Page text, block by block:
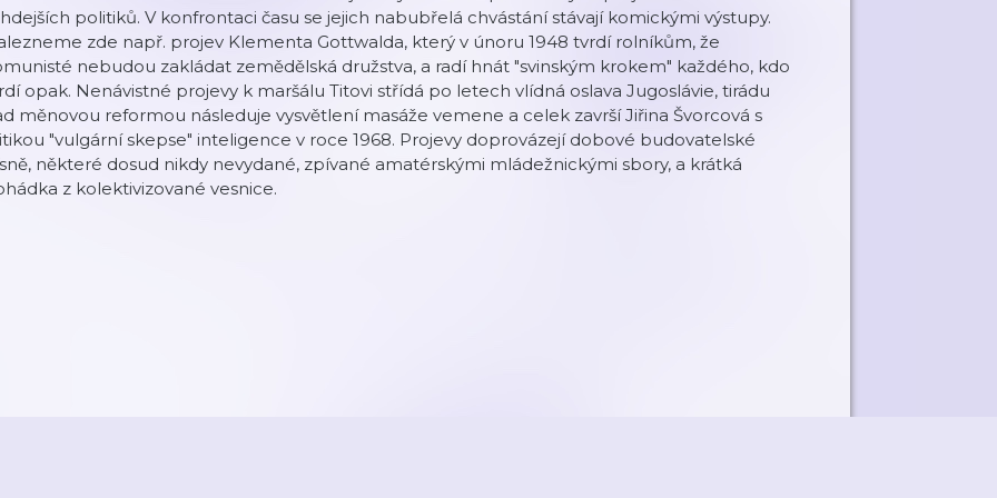
politiků. V konfrontaci času se jejich nabubřelá chvástání stávají komickými výstupy.
zde např. projev Klementa Gottwalda, který v únoru 1948 tvrdí rolníkům, že
nebudou zakládat zemědělská družstva, a radí hnát "svinským krokem" každého, kdo
opak. Nenávistné projevy k maršálu Titovi střídá po letech vlídná oslava Jugoslávie, tirádu
měnovou reformou následuje vysvětlení masáže vemene a celek završí Jiřina Švorcová s
"vulgární skepse" inteligence v roce 1968. Projevy doprovázejí dobové budovatelské
některé dosud nikdy nevydané, zpívané amatérskými mládežnickými sbory, a krátká
z kolektivizované vesnice.